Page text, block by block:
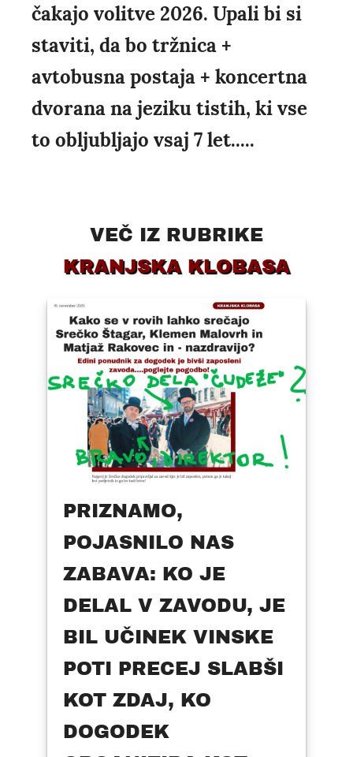
čakajo volitve 2026. Upali bi si
staviti, da bo tržnica +
avtobusna postaja + koncertna
dvorana na jeziku tistih, ki vse
to obljubljajo vsaj 7 let.....
VEČ IZ RUBRIKE
KRANJSKA KLOBASA
PRIZNAMO,
POJASNILO NAS
ZABAVA: KO JE
DELAL V ZAVODU, JE
BIL UČINEK VINSKE
POTI PRECEJ SLABŠI
KOT ZDAJ, KO
DOGODEK